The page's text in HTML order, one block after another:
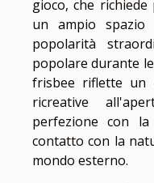
gioco, che
un ampio spazio
popolarità
popolare durante
frisbee riflette un
ricreative
perfezione con
contatto con la
mondo esterno.